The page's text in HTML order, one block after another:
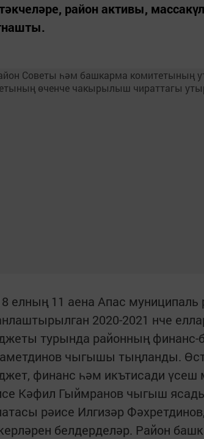
район активы,
елның 11 аена Апас
2020-2021 нче
турында районның
чыгышы тыңланды.
финанс һәм икътисади үсеш
Кәфил Гыймранов чыгыш
рәисе Илгизәр
белдерделәр. Район